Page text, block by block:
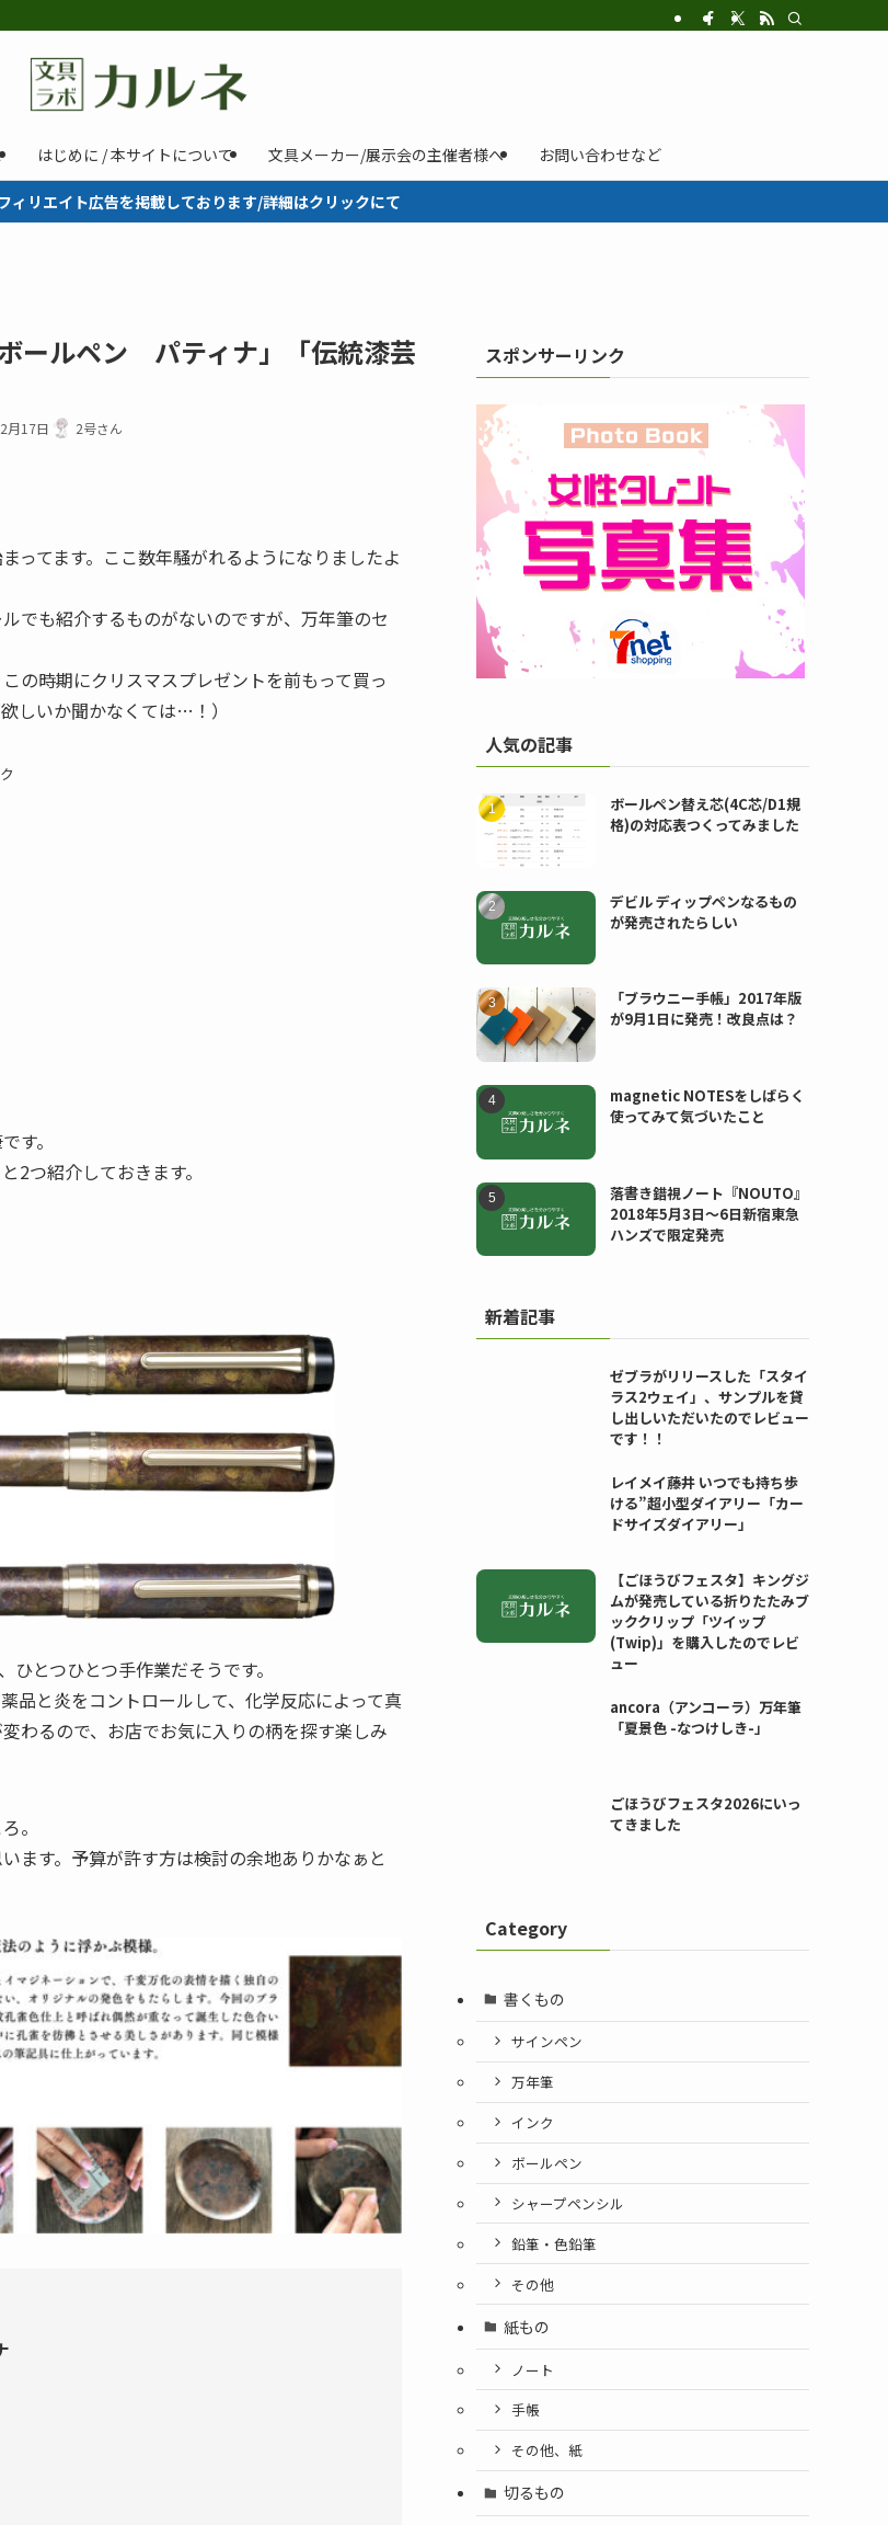
はじめに / 本サイトについて 文具メーカー/展示会の主催者様へ お問い合わせなど
ィリエイト広告を掲載しております/詳細はクリックにて
ールペン パティナ」「伝統漆芸
月17日 2号さん
ってます。ここ数年騒がれるようになりましたよ
でも紹介するものがないのですが、万年筆のセ
の時期にクリスマスプレゼントを前もって買っ
しいか聞かなくては…！）
す。
2つ紹介しておきます。
とつひとつ手作業だそうです。
品と炎をコントロールして、化学反応によって真
わるので、お店でお気に入りの柄を探す楽しみ
。
ます。予算が許す方は検討の余地ありかなぁと
スポンサーリンク
人気の記事
ボールペン替え芯(4C芯/D1規
格)の対応表つくってみました
デビル ディップペンなるもの
が発売されたらしい
「ブラウニー手帳」2017年版
が9月1日に発売！改良点は？
magnetic NOTESをしばらく
使ってみて気づいたこと
落書き錯視ノート『NOUTO』
2018年5月3日〜6日新宿東急
ハンズで限定発売
新着記事
ゼブラがリリースした「スタイ
ラス2ウェイ」、サンプルを貸
し出しいただいたのでレビュー
です！！
レイメイ藤井 いつでも持ち歩
ける”超小型ダイアリー「カー
ドサイズダイアリー」
【ごほうびフェスタ】キングジ
ムが発売している折りたたみブ
ッククリップ「ツイップ
(Twip)」を購入したのでレビ
ュー
ancora（アンコーラ）万年筆
「夏景色 -なつけしき-」
ごほうびフェスタ2026にいっ
てきました
Category
書くもの
サインペン
万年筆
インク
ボールペン
シャープペンシル
鉛筆・色鉛筆
その他
紙もの
ノート
手帳
その他、紙
切るもの